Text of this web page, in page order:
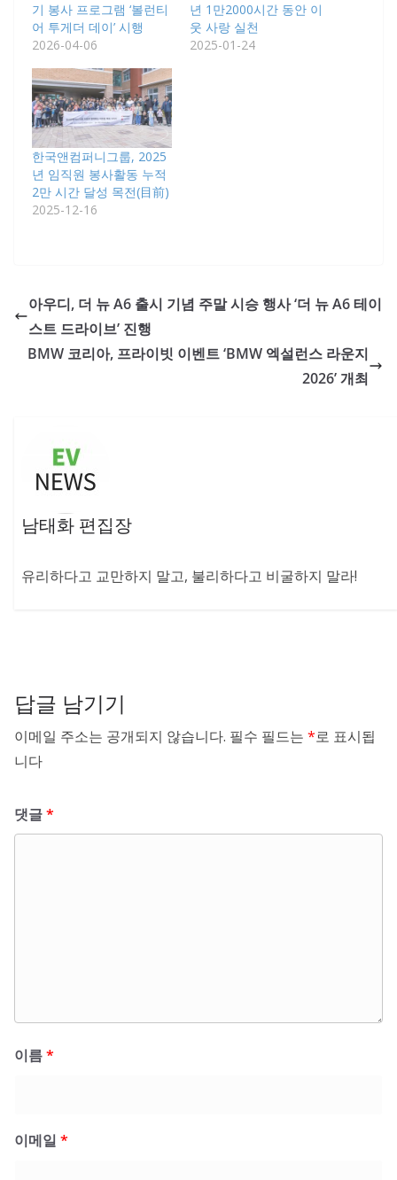
기 봉사 프로그램 ‘볼런티
어 투게더 데이’ 시행
2026-04-06
년 1만2000시간 동안 이
웃 사랑 실천
2025-01-24
한국앤컴퍼니그룹, 2025
년 임직원 봉사활동 누적
2만 시간 달성 목전(目前)
2025-12-16
아우디, 더 뉴 A6 출시 기념 주말 시승 행사 ‘더 뉴 A6 테이
스트 드라이브’ 진행
BMW 코리아, 프라이빗 이벤트 ‘BMW 엑설런스 라운지
2026’ 개최
남태화 편집장
유리하다고 교만하지 말고, 불리하다고 비굴하지 말라!
답글 남기기
이메일 주소는 공개되지 않습니다. 필수 필드는 *로 표시됩
니다
댓글*
이름*
이메일 *